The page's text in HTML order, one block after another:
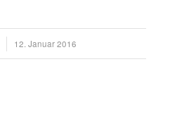
12. Januar 2016